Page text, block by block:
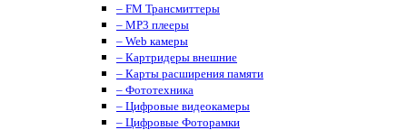
– FM Трансмиттеры
– MP3 плееры
– Web камеры
– Картридеры внешние
– Карты расширения памяти
– Фототехника
– Цифровые видеокамеры
– Цифровые Фоторамки